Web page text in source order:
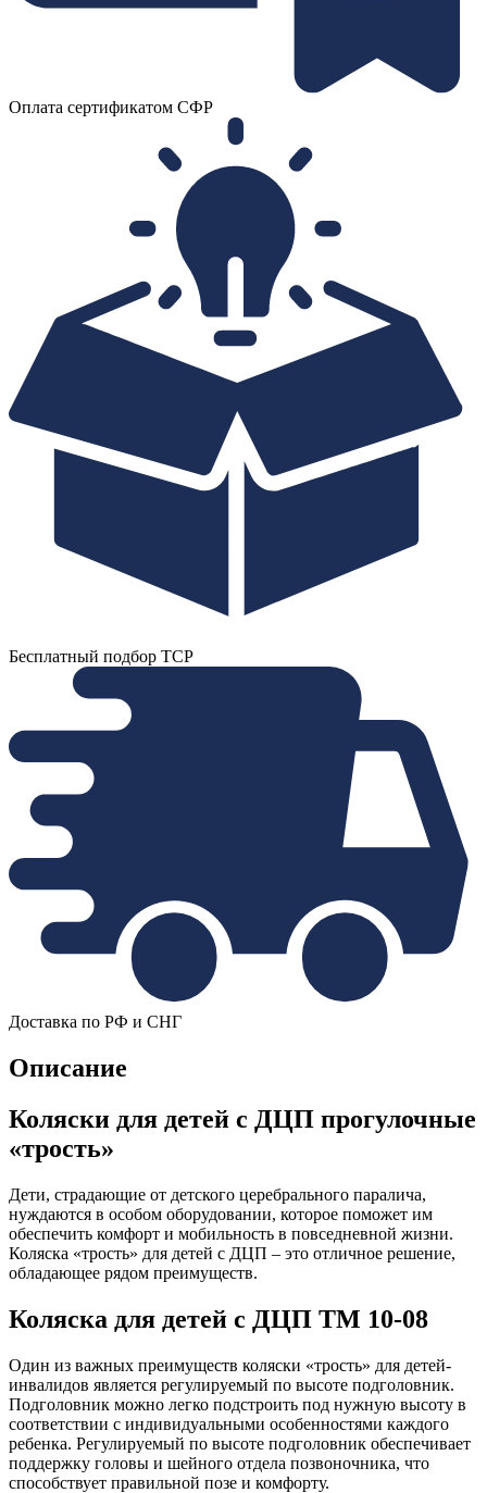
Оплата сертификатом СФР
Бесплатный подбор ТСР
Доставка по РФ и СНГ
Описание
Коляски для детей с ДЦП прогулочные
«трость»
Дети, страдающие от детского церебрального паралича,
нуждаются в особом оборудовании, которое поможет им
обеспечить комфорт и мобильность в повседневной жизни.
Коляска «трость» для детей с ДЦП – это отличное решение,
обладающее рядом преимуществ.
Коляска для детей с ДЦП TM 10-08
Один из важных преимуществ коляски «трость» для детей-
инвалидов является регулируемый по высоте подголовник.
Подголовник можно легко подстроить под нужную высоту в
соответствии с индивидуальными особенностями каждого
ребенка. Регулируемый по высоте подголовник обеспечивает
поддержку головы и шейного отдела позвоночника, что
способствует правильной позе и комфорту.